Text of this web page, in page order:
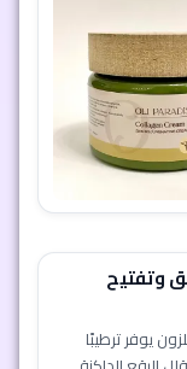
وتفتيح